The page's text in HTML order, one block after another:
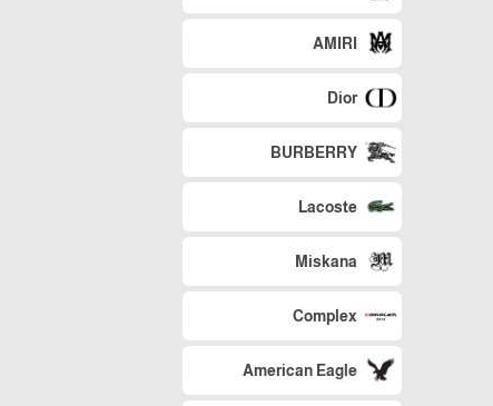
AMIRI
Dior
BURBERRY
Lacoste
Miskana
Complex
American Eagle